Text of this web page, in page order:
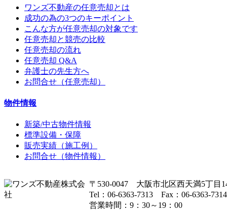
ワンズ不動産の任意売却とは
成功の為の3つのキーポイント
こんな方が任意売却の対象です
任意売却と競売の比較
任意売却の流れ
任意売却 Q&A
弁護士の先生方へ
お問合せ（任意売却）
物件情報
新築/中古物件情報
標準設備・保障
販売実績（施工例）
お問合せ（物件情報）
〒530-0047 大阪市北区西天満5丁目
Tel：06-6363-7313 Fax：06-6363-7314
営業時間：9：30～19：00